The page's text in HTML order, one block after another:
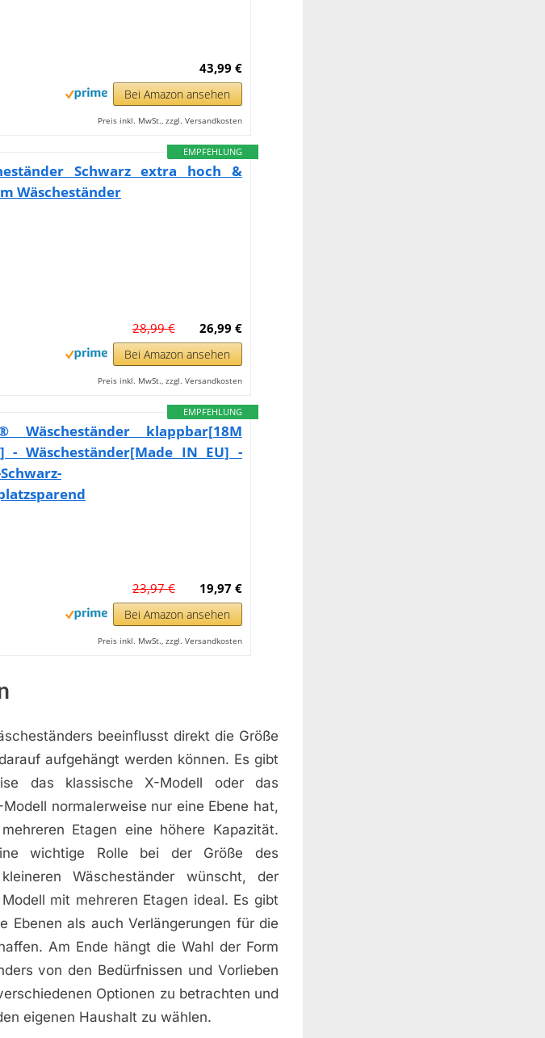
43,99 €
Bei Amazon ansehen
Preis inkl. MwSt., zzgl. Versandkosten
EMPFEHLUNG
Schwarz extra hoch &
Wäscheständer
26,99 €
28,99 €
Bei Amazon ansehen
Preis inkl. MwSt., zzgl. Versandkosten
EMPFEHLUNG
Wäscheständer klappbar[18M
- Wäscheständer[Made IN EU] -
19,97 €
23,97 €
Bei Amazon ansehen
Preis inkl. MwSt., zzgl. Versandkosten
beeinflusst direkt die Größe
aufgehängt werden können. Es gibt
das klassische X-Modell oder das
normalerweise nur eine Ebene hat,
Etagen eine höhere Kapazität.
wichtige Rolle bei der Größe des
Wäscheständer wünscht, der
mit mehreren Etagen ideal. Es gibt
Ebenen als auch Verlängerungen für die
Am Ende hängt die Wahl der Form
von den Bedürfnissen und Vorlieben
Optionen zu betrachten und
eigenen Haushalt zu wählen.